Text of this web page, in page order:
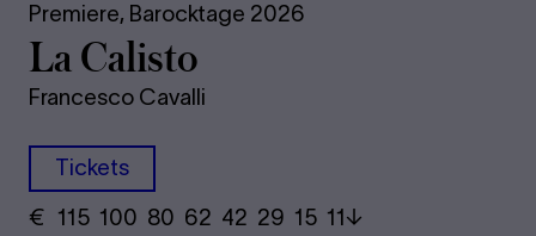
Premiere, Barocktage 2026
La Ca­lis­to
Francesco Cavalli
Tickets
€ ​ 115 100 80​ 62 42 29​ 15 11